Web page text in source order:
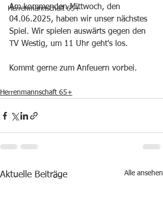
Herrenmannschaft 65+
Am kommenden Mittwoch, den
04.06.2025, haben wir unser nächstes
Spiel. Wir spielen auswärts gegen den
TV Westig, um 11 Uhr geht's los.
Kommt gerne zum Anfeuern vorbei.
Herrenmannschaft 65+
Aktuelle Beiträge Alle ansehen